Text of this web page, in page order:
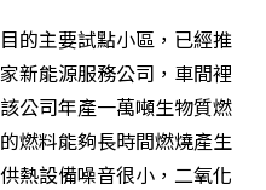
的主要試點小區，已經推
新能源服務公司，車間裡
公司年產一萬噸生物質燃
燃料能夠長時間燃燒產生
熱設備噪音很小，二氧化